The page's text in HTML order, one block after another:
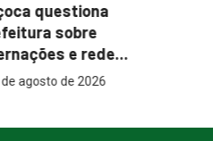
Garimpo Day reúne
brechós, gastronomia e
atrações...
7 de agosto de 2026